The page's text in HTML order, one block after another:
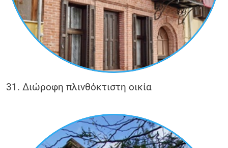
31. Διώροφη πλινθόκτιστη οικία